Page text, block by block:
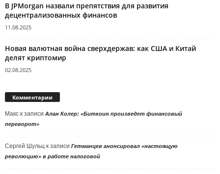
В JPMorgan назвали препятствия для развития
децентрализованных финансов
11.08.2025
Новая валютная война сверхдержав: как США и Китай
делят криптомир
02.08.2025
Комментарии
Макс к записи Алан Колер: «Биткоин произведет финансовый
переворот»
Сергей Шульц к записи Гетманцев анонсировал «настоящую
революцию» в работе налоговой